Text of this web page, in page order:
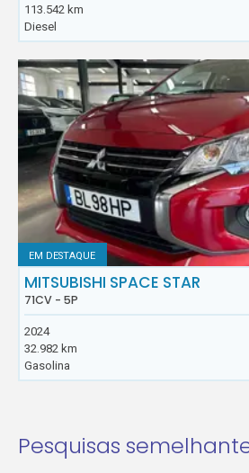
113.542 km
Diesel
EM DESTAQUE
MITSUBISHI SPACE STAR
71CV - 5P
2024
32.982 km
Gasolina
Pesquisas